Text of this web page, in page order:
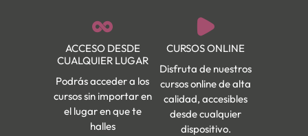
ACCESO DESDE
CUALQUIER LUGAR
Podrás acceder a los
cursos sin importar en
el lugar en que te
halles
CURSOS ONLINE
Disfruta de nuestros
cursos online de alta
calidad, accesibles
desde cualquier
dispositivo.